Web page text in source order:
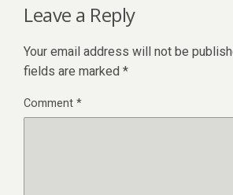
Leave a Reply
Your email address will not be
fields are marked *
Comment*